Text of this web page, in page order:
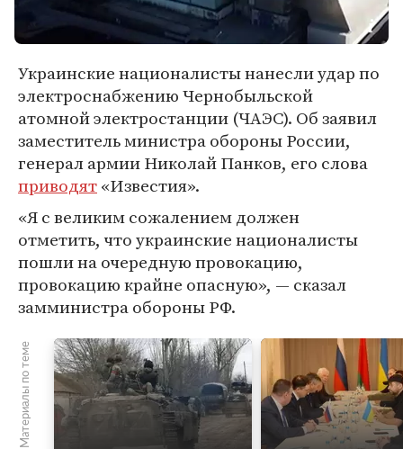
Украинские националисты нанесли удар по
электроснабжению Чернобыльской
атомной электростанции (ЧАЭС). Об заявил
заместитель министра обороны России,
генерал армии Николай Панков, его слова
приводят«Известия».
«Я с великим сожалением должен
отметить, что украинские националисты
пошли на очередную провокацию,
провокацию крайне опасную», — сказал
замминистра обороны РФ.
Материалы по теме